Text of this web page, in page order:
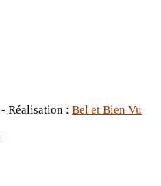
- Réalisation : Bel et Bien Vu